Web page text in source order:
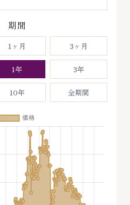
期間
1ヶ月 3ヶ月
1年 3年
10年 全期間